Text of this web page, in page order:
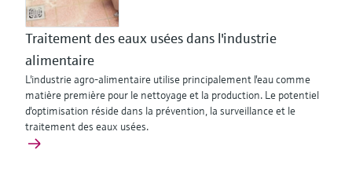
Traitement des eaux usées dans l'industrie
alimentaire
L'industrie agro-alimentaire utilise principalement l'eau comme
matière première pour le nettoyage et la production. Le potentiel
d'optimisation réside dans la prévention, la surveillance et le
traitement des eaux usées.